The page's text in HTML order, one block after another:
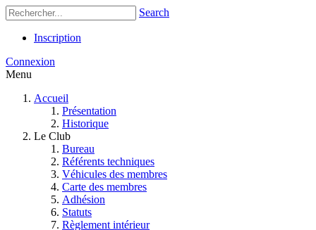
Search
Inscription
Connexion
Menu
Accueil
Présentation
Historique
Le Club
Bureau
Référents techniques
Véhicules des membres
Carte des membres
Adhésion
Statuts
Règlement intérieur